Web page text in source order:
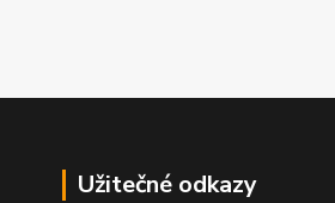
Užitečné odkazy